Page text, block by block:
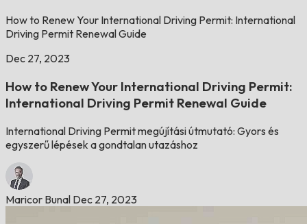
How to Renew Your International Driving Permit: International
Driving Permit Renewal Guide
Dec 27, 2023
How to Renew Your International Driving Permit:
International Driving Permit Renewal Guide
International Driving Permit megújítási útmutató: Gyors és
egyszerű lépések a gondtalan utazáshoz
Maricor Bunal Dec 27, 2023